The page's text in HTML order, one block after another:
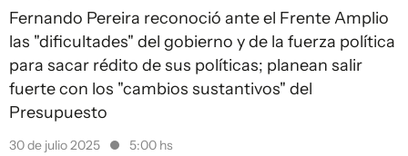
Fernando Pereira reconoció ante el Frente Amplio
las "dificultades" del gobierno y de la fuerza política
para sacar rédito de sus políticas; planean salir
fuerte con los "cambios sustantivos" del
Presupuesto
30 de julio 2025 5:00 hs